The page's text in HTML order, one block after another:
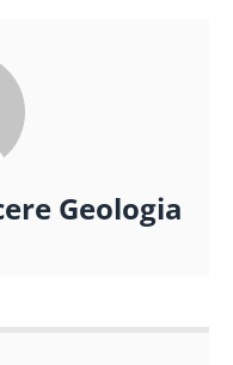
Geologia